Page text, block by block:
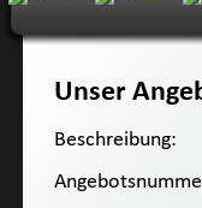
Unser
Beschreibung: